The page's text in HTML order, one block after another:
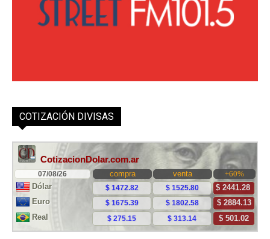
COTIZACIÓN DIVISAS